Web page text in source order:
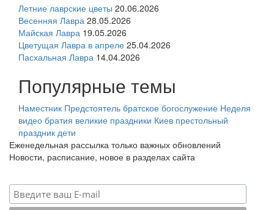
Летние лаврские цветы 20.06.2026
Весенняя Лавра 28.05.2026
Майская Лавра 19.05.2026
Цветущая Лавра в апреле 25.04.2026
Пасхальная Лавра 14.04.2026
Популярные темы
Наместник Предстоятель братское богослужение Неделя
видео братия великие праздники Киев престольный
праздник дети
Еженедельная рассылка только важных обновлений
Новости, расписание, новое в разделах сайта